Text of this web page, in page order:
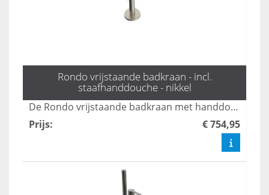
Rondo vrijstaande badkraan - incl.
staafhanddouche - nikkel
De Rondo vrijstaande badkraan met handdouche in mat zwart combineert stijl en functionaliteit, perfect voor moderne badkamers. Met een elegante uitstraling en gebruiksvriendelijke bediening biedt deze kraan een luxe ervaring tijdens uw badmomenten. Dankzij het duurzame ontwerp en de hoogwaardige afwerking is dit product een ideale keuze voor elk interieur.
Prijs: € 754,95